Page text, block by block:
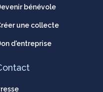
bénévole
une collecte
d'entreprise